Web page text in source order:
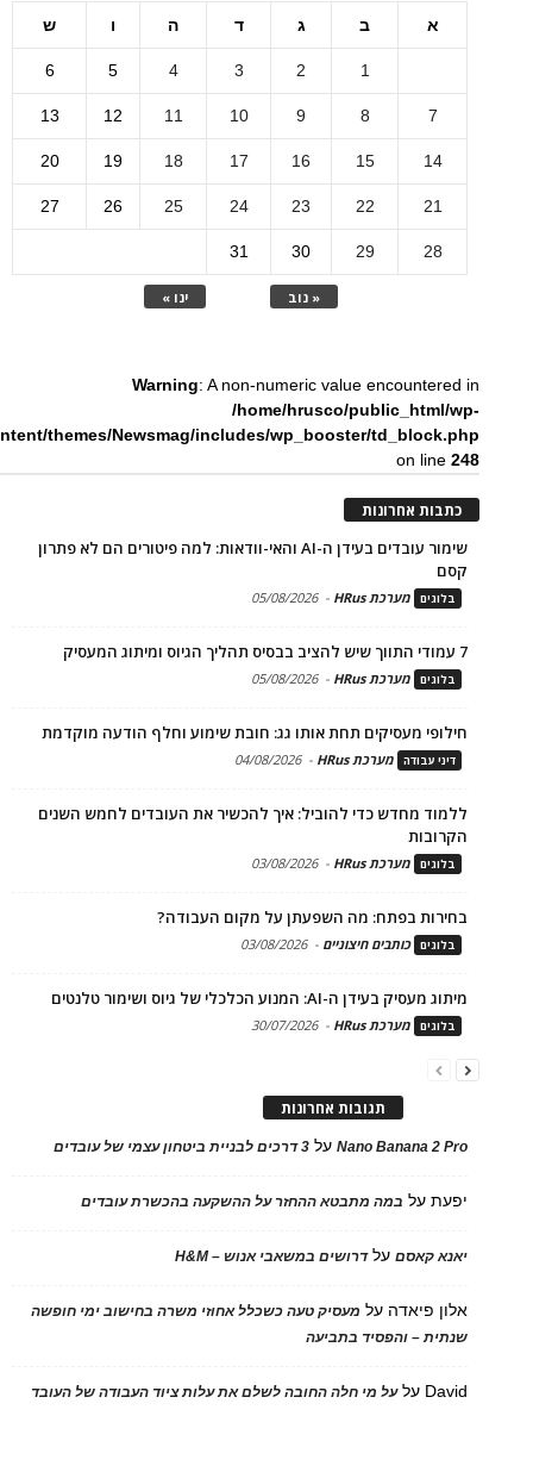
א ב ג ד ה ו ש
« נוב ינו »
1
2
3
4
5
6
7
8
9
10
11
12
13
14
15
16
17
18
19
20
21
22
23
24
25
26
27
28
29
30
31
Warning: A non-numeric value encountered in
/home/hrusco/public_html/wp-
themes/Newsmag/includes/wp_booster/td_block.php
on line248
כתבות אחרונות
שימור עובדים בעידן ה-AI והאי-וודאות: למה פיטורים הם לא פתרון
קסם
בלוגים מערכת HRus -
05/08/2026
7 עמודי התווך שיש להציב בבסיס תהליך הגיוס ומיתוג המעסיק
בלוגים מערכת HRus -
05/08/2026
חילופי מעסיקים תחת אותו גג: חובת שימוע וחלף הודעה מוקדמת
דיני עבודה מערכת HRus -
04/08/2026
ללמוד מחדש כדי להוביל: איך להכשיר את העובדים לחמש השנים
הקרובות
בלוגים מערכת HRus -
03/08/2026
בחירות בפתח: מה השפעתן על מקום העבודה?
בלוגים כותבים חיצוניים -
03/08/2026
מיתוג מעסיק בעידן ה-AI: המנוע הכלכלי של גיוס ושימור טלנטים
בלוגים מערכת HRus -
30/07/2026
תגובות אחרונות
Nano Banana 2 Proעל 3 דרכים לבניית ביטחון עצמי של עובדים
יפעתעל במה מתבטא ההחזר על ההשקעה בהכשרת עובדים
יאנא קאסםעלדרושים במשאבי אנוש – H&M
אלון פיאדה על מעסיק טעה כשכלל אחוזי משרה בחישוב ימי חופשה
שנתית – והפסיד בתביעה
David עלעל מי חלה החובה לשלם את עלות ציוד העבודה של העובד